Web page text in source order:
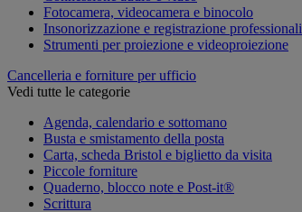
Fotocamera, videocamera e binocolo
Insonorizzazione e registrazione professionali
Strumenti per proiezione e videoproiezione
Cancelleria e forniture per ufficio
Vedi tutte le categorie
Agenda, calendario e sottomano
Busta e smistamento della posta
Carta, scheda Bristol e biglietto da visita
Piccole forniture
Quaderno, blocco note e Post-it®
Scrittura